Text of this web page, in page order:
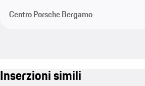
Centro Porsche Bergamo
Inserzioni simili